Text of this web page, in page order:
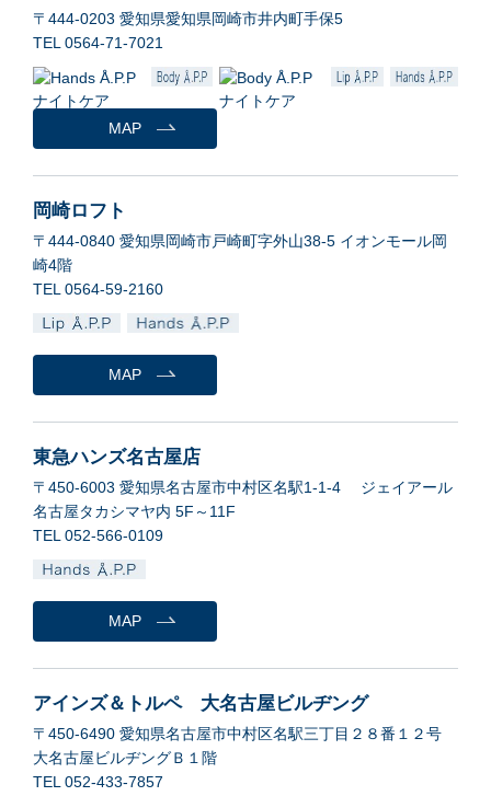
〒444-0203 愛知県愛知県岡崎市井内町手保5
TEL 0564-71-7021
MAP
岡崎ロフト
〒444-0840 愛知県岡崎市戸崎町字外山38-5 イオンモール岡
崎4階
TEL 0564-59-2160
MAP
東急ハンズ名古屋店
〒450-6003 愛知県名古屋市中村区名駅1-1-4 ジェイアール
名古屋タカシマヤ内 5F～11F
TEL 052-566-0109
MAP
アインズ＆トルペ 大名古屋ビルヂング
〒450-6490 愛知県名古屋市中村区名駅三丁目２８番１２号
大名古屋ビルヂングＢ１階
TEL 052-433-7857